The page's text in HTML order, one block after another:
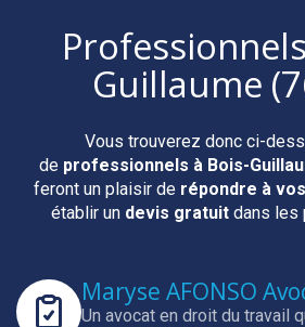
Professionnels
Guillaume
Vous trouverez donc ci-
de professionnels à Bois-
feront un plaisir de répondre à
établir un devis gratuit dans les
Maryse AFONSO
Un avocat en droit du travail